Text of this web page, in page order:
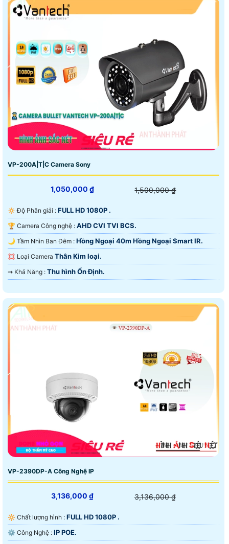
VP-200A|T|C Camera Sony
1,050,000 ₫ 1,500,000 ₫
🔅 Độ Phân giải : FULL HD 1080P .
🏆 Camera Công nghệ : AHD CVI TVI BCS.
🌙 Tầm Nhìn Ban Đêm : Hồng Ngoại 40m Hồng Ngoại Smart IR.
💢 Loại Camera Thân Kim loại.
️⇝ Khả Năng : Thu hình Ổn Định.
VP-2390DP-A Công Nghệ IP
3,136,000 ₫ 3,136,000 ₫
🔆 Chất lượng hình : FULL HD 1080P .
⚙ Công Nghệ : IP POE.